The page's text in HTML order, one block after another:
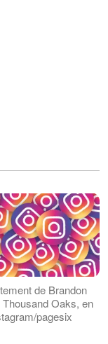
de Brandon
Oaks, en
pagesix